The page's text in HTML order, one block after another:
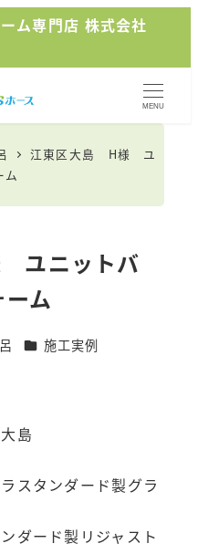
ム専門店 株式会社
MENU
江東区大島 H様 ユ
ム
ユニットバ
ム
カテゴリー
施工実例
島
スタンダード製グラ
ダード製リジャスト